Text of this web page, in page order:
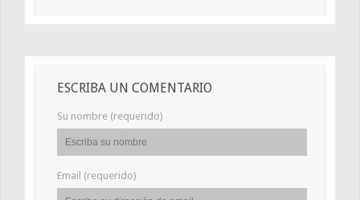
ESCRIBA UN COMENTARIO
Su nombre (requerido)
Email (requerido)